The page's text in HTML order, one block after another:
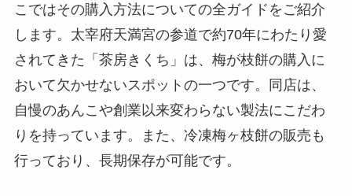
こではその購入方法についての全ガイドをご紹介
します。太宰府天満宮の参道で約70年にわたり愛
されてきた「茶房きくち」は、梅が枝餅の購入に
おいて欠かせないスポットの一つです。同店は、
自慢のあんこや創業以来変わらない製法にこだわ
りを持っています。また、冷凍梅ヶ枝餅の販売も
行っており、長期保存が可能です。